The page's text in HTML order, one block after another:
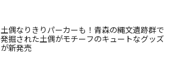
土偶なりきりパーカーも！青森の縄文遺跡群で
発掘された土偶がモチーフのキュートなグッズ
が新発売